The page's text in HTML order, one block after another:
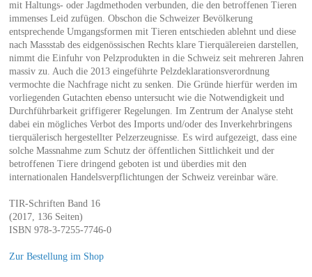
mit Haltungs- oder Jagdmethoden verbunden, die den betroffenen Tieren
immenses Leid zufügen. Obschon die Schweizer Bevölkerung
entsprechende Umgangsformen mit Tieren entschieden ablehnt und diese
nach Massstab des eidgenössischen Rechts klare Tierquälereien darstellen,
nimmt die Einfuhr von Pelzprodukten in die Schweiz seit mehreren Jahren
massiv zu. Auch die 2013 eingeführte Pelzdeklarationsverordnung
vermochte die Nachfrage nicht zu senken. Die Gründe hierfür werden im
vorliegenden Gutachten ebenso untersucht wie die Notwendigkeit und
Durchführbarkeit griffigerer Regelungen. Im Zentrum der Analyse steht
dabei ein mögliches Verbot des Imports und/oder des Inverkehrbringens
tierquälerisch hergestellter Pelzerzeugnisse. Es wird aufgezeigt, dass eine
solche Massnahme zum Schutz der öffentlichen Sittlichkeit und der
betroffenen Tiere dringend geboten ist und überdies mit den
internationalen Handelsverpflichtungen der Schweiz vereinbar wäre.
TIR-Schriften Band 16
(2017, 136 Seiten)
ISBN 978-3-7255-7746-0
Zur Bestellung im Shop